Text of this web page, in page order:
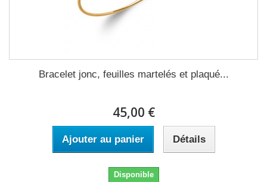
Bracelet jonc, feuilles martelés et plaqué...
45,00 €
Ajouter au panier Détails
Disponible